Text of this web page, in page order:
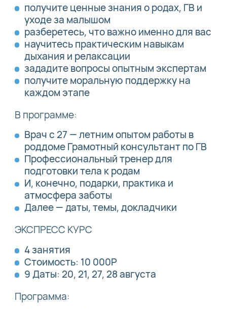
получите ценные знания о родах, ГВ и
уходе за малышом
разберетесь, что важно именно для вас
научитесь практическим навыкам
дыхания и релаксации
зададите вопросы опытным экспертам
получите моральную поддержку на
каждом этапе
В программе:
Врач с 27 — летним опытом работы в
роддоме Грамотный консультант по ГВ
Профессиональный тренер для
подготовки тела к родам
И, конечно, подарки, практика и
атмосфера заботы
Далее — даты, темы, докладчики
ЭКСПРЕСС КУРС
4 занятия
Стоимость: 10 000Р
9 Даты: 20, 21, 27, 28 августа
Программа: